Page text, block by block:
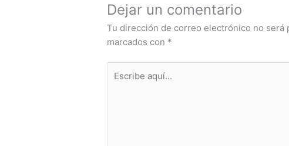
Dejar un comentario
Tu dirección de correo electrónico no será
marcados con *
aquí...